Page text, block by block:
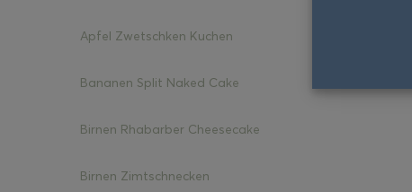
Apfel Zwetschken Kuchen
Bananen Split Naked Cake
Birnen Rhabarber Cheesecake
Birnen Zimtschnecken